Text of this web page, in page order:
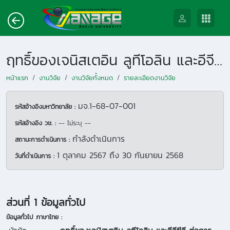
ฤทธิ์ของเจนิสเตอิน ลูทีโอลิน และอีจีซีจี ต่อการยับยั้งการแบ่งตัวของไวรัสและกระตุ้นกิจกรรมของเม็ดเลือดขาวของสุกร
หน้าแรก งานวิจัย งานวิจัยทั้งหมด รายละเอียดงานวิจัย
รหัสอ้างอิงมหาวิทยาลัย : มจ.1-68-07-001
รหัสอ้างอิง วช. : -- ไม่ระบุ --
สถานะการดำเนินการ : กำลังดำเนินการ
วันที่ดำเนินการ : 1 ตุลาคม 2567 ถึง 30 กันยายน 2568
ส่วนที่ 1 ข้อมูลทั่วไป
ข้อมูลทั่วไป ภาษาไทย :